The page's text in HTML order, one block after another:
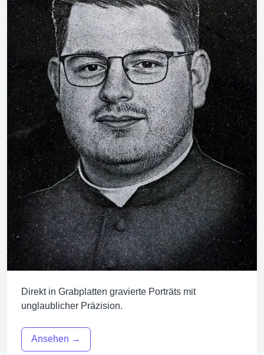
Direkt in Grabplatten gravierte Porträts mit
unglaublicher Präzision.
Ansehen →